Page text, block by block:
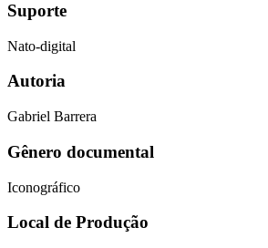
Suporte
Nato-digital
Autoria
Gabriel Barrera
Gênero documental
Iconográfico
Local de Produção